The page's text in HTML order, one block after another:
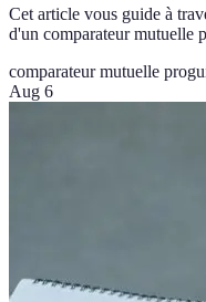
Cet article vous guide à
d'un comparateur mutuelle
comparateur mutuelle pro
Aug 6